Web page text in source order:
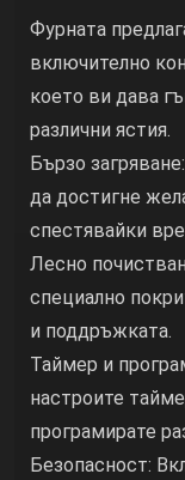
Фурната
включително
което ви дава
различни ястия.
Бързо
да достигне
спестявайки
Лесно
специално
и поддръжката.
Таймер и
настроите
програмирате
Безопасност: